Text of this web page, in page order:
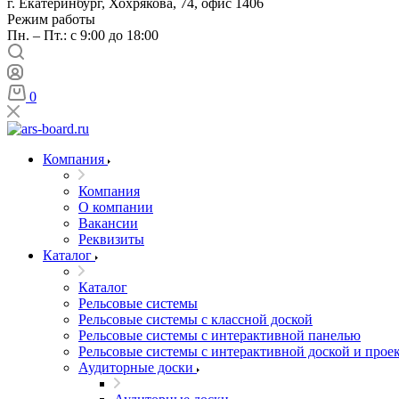
г. Екатеринбург, Хохрякова, 74, офис 1406
Режим работы
Пн. – Пт.: с 9:00 до 18:00
0
Компания
Компания
О компании
Вакансии
Реквизиты
Каталог
Каталог
Рельсовые системы
Рельсовые системы с классной доской
Рельсовые системы с интерактивной панелью
Рельсовые системы с интерактивной доской и
Аудиторные доски